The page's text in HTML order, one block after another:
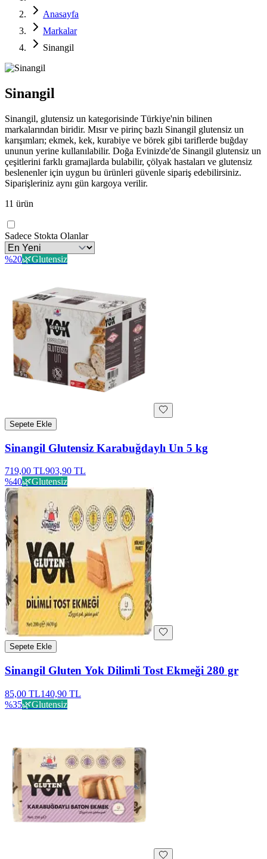
Anasayfa
Markalar
Sinangil
Sinangil
Sinangil, glutensiz un kategorisinde Türkiye'nin bilinen
markalarından biridir. Mısır ve pirinç bazlı Sinangil glutensiz un
karışımları; ekmek, kek, kurabiye ve börek gibi tariflerde buğday
ununun yerine kullanılabilir. Doğa Evinizde'de Sinangil glutensiz un
çeşitlerini farklı gramajlarda bulabilir, çölyak hastaları ve glutensiz
beslenenler için uygun bu ürünleri güvenle sipariş edebilirsiniz.
Siparişleriniz aynı gün kargoya verilir.
11 ürün
Sadece Stokta Olanlar
%20🌿Glutensiz
Sepete Ekle
Sinangil Glutensiz Karabuğdaylı Un 5 kg
719,00 TL903,90 TL
%40🌿Glutensiz
Sepete Ekle
Sinangil Gluten Yok Dilimli Tost Ekmeği 280 gr
85,00 TL140,90 TL
%35🌿Glutensiz